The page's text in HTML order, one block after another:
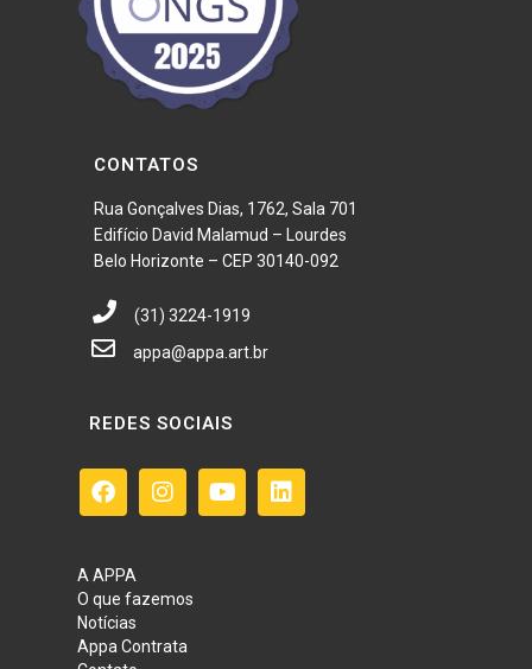
CONTATOS
Rua Gonçalves Dias, 1762, Sala 701
Edifício David Malamud – Lourdes
Belo Horizonte – CEP 30140-092
(31) 3224-1919
appa@appa.art.br
REDES SOCIAIS
A APPA
O que fazemos
Notícias
Appa Contrata